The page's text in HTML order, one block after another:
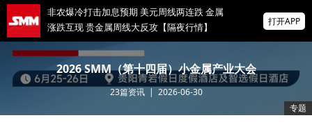
非农爆冷打击加息预期 美元周线两连跌 金属
涨跌互现 贵金属周线大反攻【隔夜行情】
2026 SMM锌业大会圆满落幕！大咖云集 共
寻锌行业破局发展新机遇
美国拟投30亿美元扶持关键矿产
打开APP
2026 SMM（第十四届）小金属产业大会
23篇资讯| 2026-06-30
专题